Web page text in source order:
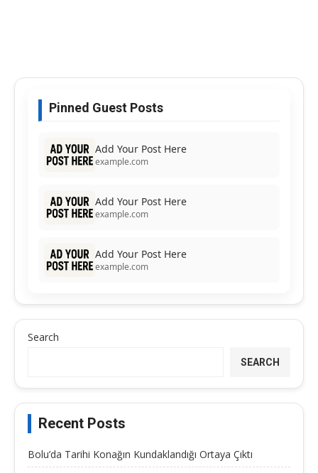
Pinned Guest Posts
Add Your Post Here
example.com
Add Your Post Here
example.com
Add Your Post Here
example.com
Search
SEARCH
Recent Posts
Bolu’da Tarihi Konağın Kundaklandığı Ortaya Çıktı